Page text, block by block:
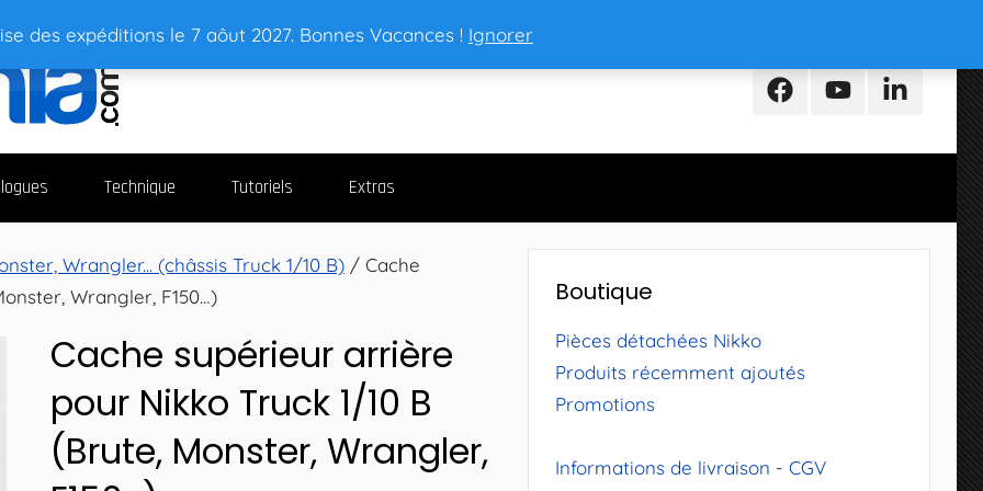
des expéditions le 7 aôut 2027. Bonnes Vacances ! Ignorer
FacebookYoutubeLinkedIn
Technique Tutoriels Extras
Wrangler... (châssis Truck 1/10 B) / Cache
Wrangler, F150…)
Cache supérieur arrière
pour Nikko Truck 1/10 B
(Brute, Monster, Wrangler,
Boutique
Pièces détachées Nikko
Produits récemment ajoutés
Promotions
Informations de livraison - CGV